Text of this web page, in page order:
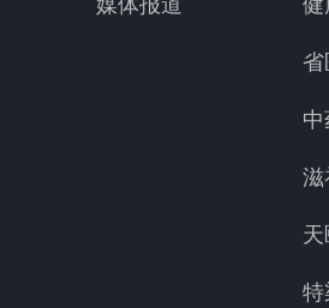
省
滋
特